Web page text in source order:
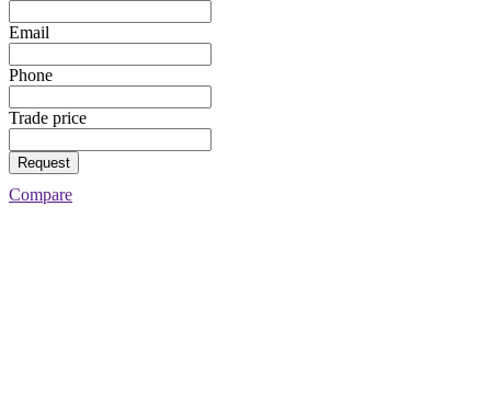
Email
Phone
Trade price
Request
Compare